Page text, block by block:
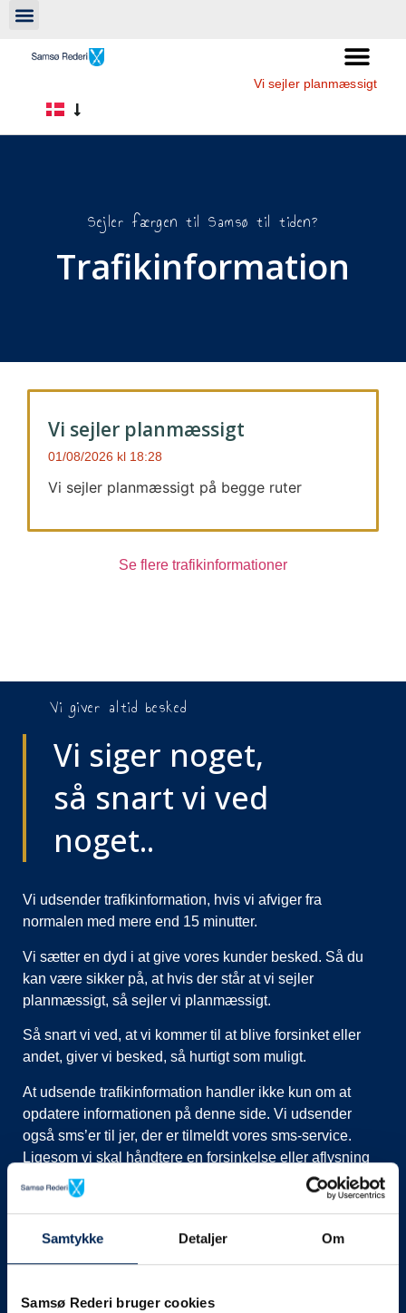
Samtykke Detaljer Om
Samsø Rederi bruger cookies
Vi sejler planmæssigt
Sejler færgen til Samsø til tiden?
Trafikinformation
Vi sejler planmæssigt
01/08/2026 18:28
Vi sejler planmæssigt på begge ruter
Se flere trafikinformationer
Vi giver altid besked
Vi siger noget,
så snart vi ved
noget..
Vi udsender trafikinformation, hvis vi afviger fra
normalen med mere end 15 minutter.
Vi sætter en dyd i at give vores kunder besked. Så du
kan være sikker på, at hvis der står at vi sejler
planmæssigt, så sejler vi planmæssigt.
Så snart vi ved, at vi kommer til at blive forsinket eller
andet, giver vi besked, så hurtigt som muligt.
At udsende trafikinformation handler ikke kun om at
opdatere informationen på denne side. Vi udsender
også sms’er til jer, der er tilmeldt vores sms-service.
Ligesom vi skal håndtere en forsinkelse eller aflysning
ved at lukke afgange i vores system, evt. flytte kunder til
nye afgange, ringe til vognmænd der skal have flyttet
her på siden og ikke ringe eller skrive til os, da vi ikke